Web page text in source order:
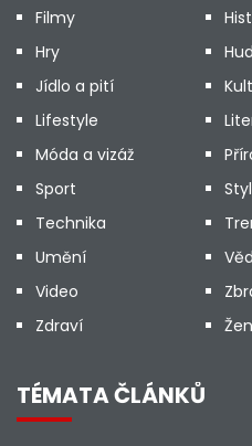
Filmy
Hry
Jídlo a pití
Lifestyle
Móda a vizáž
Sport
Technika
Umění
Video
Zdraví
TÉMATA ČLÁNKŮ